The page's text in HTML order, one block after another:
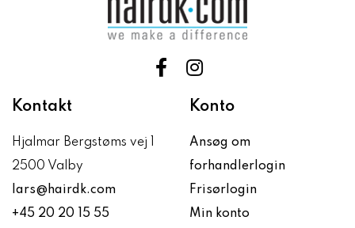
Kontakt
Hjalmar Bergstøms vej 1
2500 Valby
lars@hairdk.com
+45 20 20 15 55
Konto
Ansøg om
forhandlerlogin
Frisørlogin
Min konto